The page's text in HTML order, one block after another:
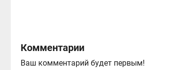
Комментарии
Ваш комментарий будет первым!